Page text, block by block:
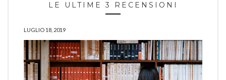
LE ULTIME 3 RECENSIONI
LUGLIO 18, 2019